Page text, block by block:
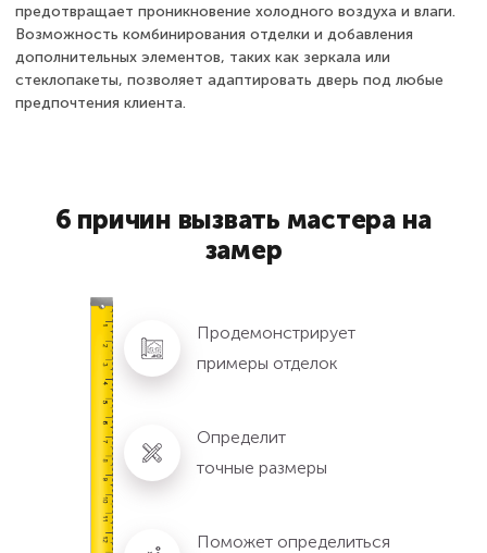
предотвращает проникновение холодного воздуха и влаги.
Возможность комбинирования отделки и добавления
дополнительных элементов, таких как зеркала или
стеклопакеты, позволяет адаптировать дверь под любые
предпочтения клиента.
6 причин вызвать мастера на
замер
Продемонстрирует
примеры отделок
Определит
точные размеры
Поможет определиться